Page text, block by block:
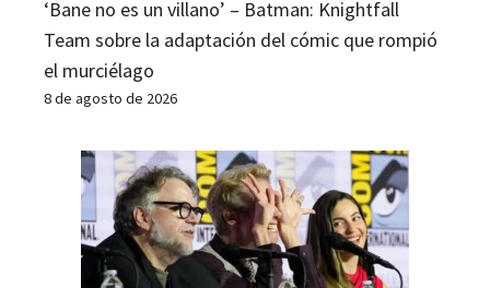
‘Bane no es un villano’ – Batman: Knightfall
Team sobre la adaptación del cómic que rompió
el murciélago
8 de agosto de 2026